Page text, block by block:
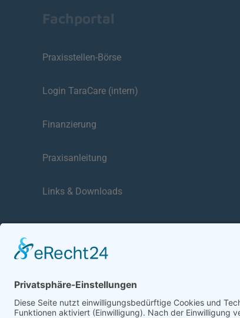
Fachportal
Praxisstellen-Börse
Login TaraCare (intern)
Finanzierung
Praxisanleitung
Links & Downloads